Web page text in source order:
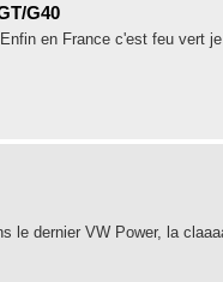
G40
en France c'est feu vert
le dernier VW Power, la